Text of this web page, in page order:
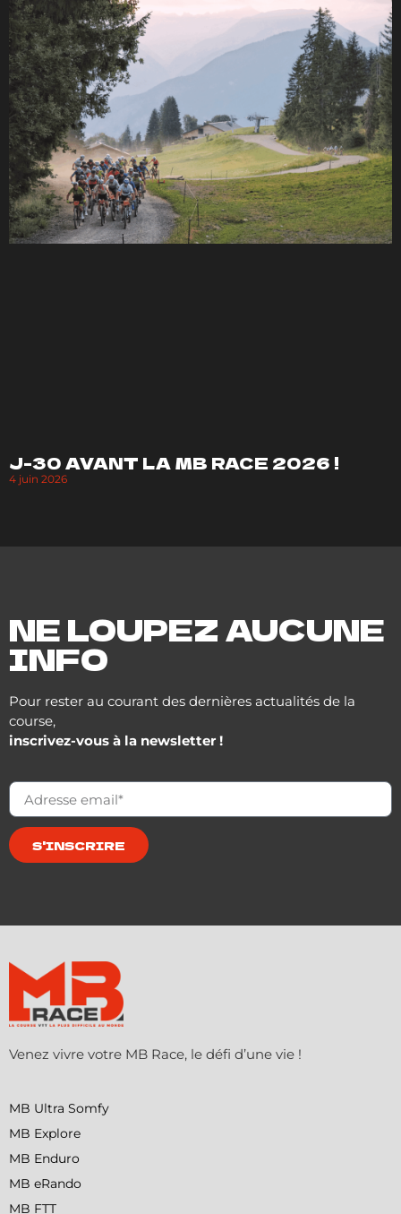
J-30 AVANT LA MB RACE 2026 !
4 juin 2026
NE LOUPEZ AUCUNE
INFO
Pour rester au courant des dernières actualités de la
course,
inscrivez-vous à la newsletter !
S'INSCRIRE
Venez vivre votre MB Race, le défi d’une vie !
MB Ultra Somfy
MB Explore
MB Enduro
MB eRando
MB FTT